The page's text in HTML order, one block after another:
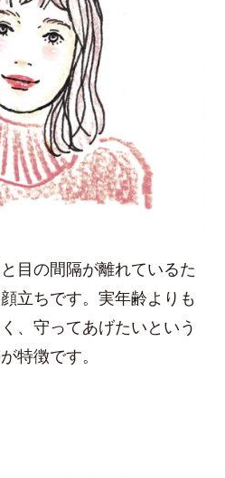
目の間隔が離れているた
立ちです。実年齢よりも
、守ってあげたいという
特徴です。